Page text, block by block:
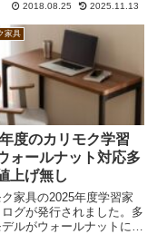
ムズで販売されます。高級
るオークやナラを白く塗り
うのはある意味で最高の
すね。
2018.08.25 2025.11.13
家具
度のカリモク学習
ォールナット対応多
上げ無し
家具の2025年度学習家
グが発行されました。多
デルがウォールナットに対